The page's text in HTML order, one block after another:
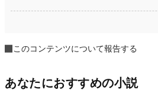
このコンテンツについて報告する
あなたにおすすめの小説